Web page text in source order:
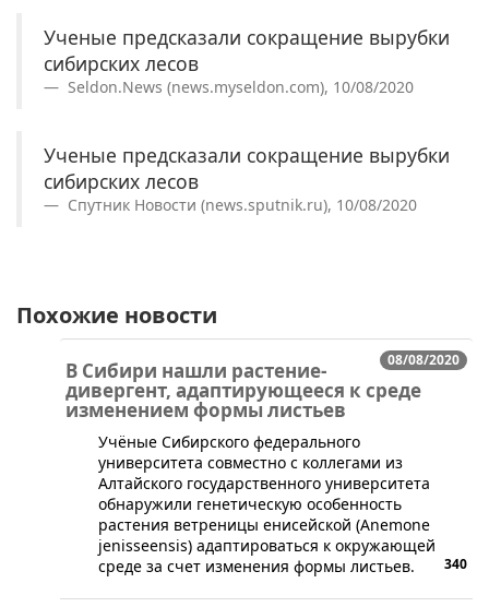
Ученые предсказали сокращение вырубки
сибирских лесов
Seldon.News (news.myseldon.com), 10/08/2020
Ученые предсказали сокращение вырубки
сибирских лесов
Спутник Новости (news.sputnik.ru), 10/08/2020
Похожие новости
08/08/2020
В Сибири нашли растение-
дивергент, адаптирующееся к среде
изменением формы листьев
​​​Учёные Сибирского федерального
университета совместно с коллегами из
Алтайского государственного университета
обнаружили генетическую особенность
растения ветреницы енисейской (Anemone
jenisseensis) адаптироваться к окружающей
среде за счет изменения формы листьев.
340